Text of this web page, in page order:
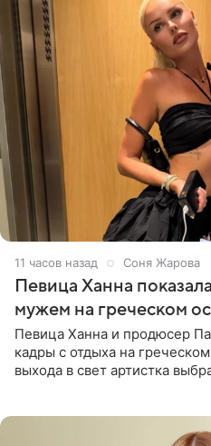
11 часов назад Соня Жарова
Певица Ханна
мужем на греческом
Певица Ханна и продюсер
кадры с отдыха на
выхода в свет артистка